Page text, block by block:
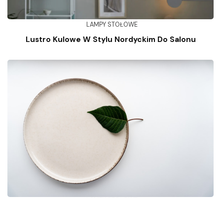
LAMPY STOŁOWE
Lustro Kulowe W Stylu Nordyckim Do Salonu